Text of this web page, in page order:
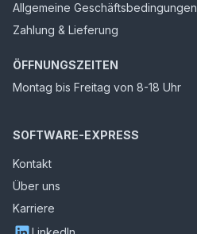
Allgemeine Geschäftsbedingungen
Zahlung & Lieferung
ÖFFNUNGSZEITEN
Montag bis Freitag von 8-18 Uhr
SOFTWARE-EXPRESS
Kontakt
Über uns
Karriere